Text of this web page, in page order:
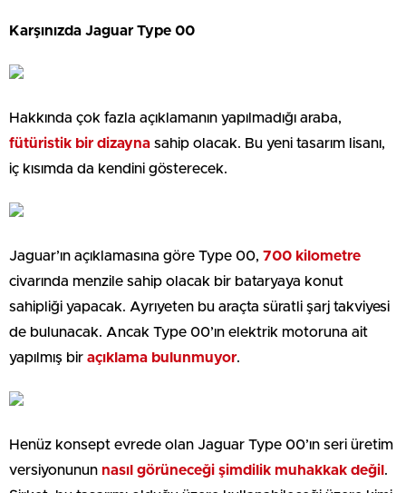
Karşınızda Jaguar Type 00
Hakkında çok fazla açıklamanın yapılmadığı araba,
fütüristik bir dizayna sahip olacak. Bu yeni tasarım lisanı,
iç kısımda da kendini gösterecek.
Jaguar’ın açıklamasına göre Type 00, 700 kilometre
civarında menzile sahip olacak bir bataryaya konut
sahipliği yapacak. Ayrıyeten bu araçta süratli şarj takviyesi
de bulunacak. Ancak Type 00’ın elektrik motoruna ait
yapılmış bir açıklama bulunmuyor.
Henüz konsept evrede olan Jaguar Type 00’ın seri üretim
versiyonunun nasıl görüneceği şimdilik muhakkak değil .